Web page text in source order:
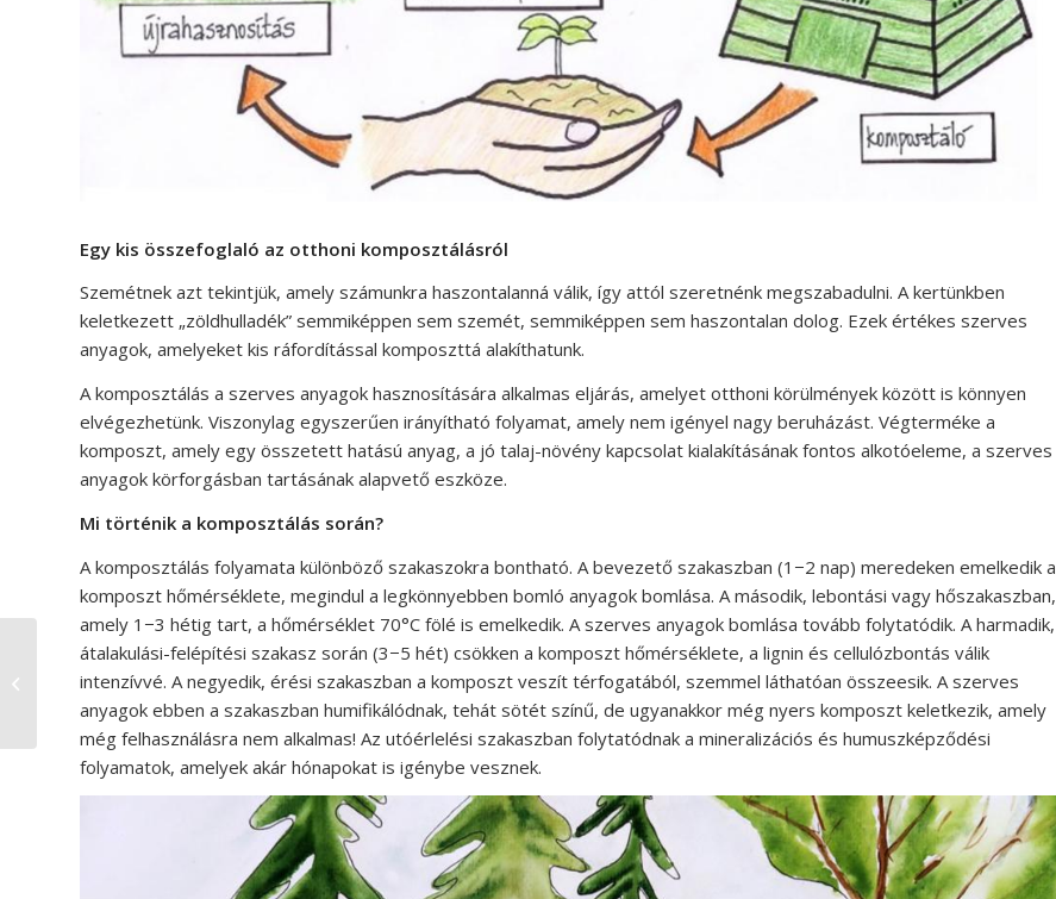
Egy kis összefoglaló az otthoni komposztálásról
Szemétnek azt tekintjük, amely számunkra haszontalanná válik, így attól szeretnénk megszabadulni. A kertünkben
keletkezett „zöldhulladék” semmiképpen sem szemét, semmiképpen sem haszontalan dolog. Ezek értékes szerves
anyagok, amelyeket kis ráfordítással komposzttá alakíthatunk.
A komposztálás a szerves anyagok hasznosítására alkalmas eljárás, amelyet otthoni körülmények között is könnyen
elvégezhetünk. Viszonylag egyszerűen irányítható folyamat, amely nem igényel nagy beruházást. Végterméke a
komposzt, amely egy összetett hatású anyag, a jó talaj-növény kapcsolat kialakításának fontos alkotóeleme, a szerves
anyagok körforgásban tartásának alapvető eszköze.
Mi történik a komposztálás során?
A komposztálás folyamata különböző szakaszokra bontható. A bevezető szakaszban (1−2 nap) meredeken emelkedik a
komposzt hőmérséklete, megindul a legkönnyebben bomló anyagok bomlása. A második, lebontási vagy hőszakaszban,
amely 1−3 hétig tart, a hőmérséklet 70°C fölé is emelkedik. A szerves anyagok bomlása tovább folytatódik. A harmadik,
átalakulási-felépítési szakasz során (3−5 hét) csökken a komposzt hőmérséklete, a lignin és cellulózbontás válik
intenzívvé. A negyedik, érési szakaszban a komposzt veszít térfogatából, szemmel láthatóan összeesik. A szerves
anyagok ebben a szakaszban humifikálódnak, tehát sötét színű, de ugyanakkor még nyers komposzt keletkezik, amely
még felhasználásra nem alkalmas! Az utóérlelési szakaszban folytatódnak a mineralizációs és humuszképződési
folyamatok, amelyek akár hónapokat is igénybe vesznek.
„Mindig a legkiválóbb
emberek egyengették
az utamat”